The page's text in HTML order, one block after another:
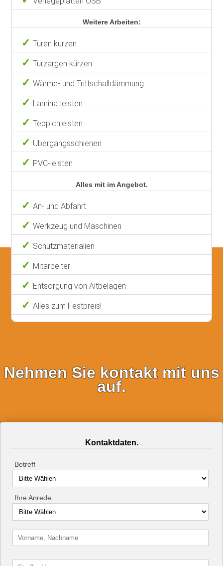
Weitere Arbeiten:
Türen kürzen
Türzargen kürzen
Wärme- und Trittschalldämmung
Laminatleisten
Teppichleisten
Übergangsschienen
PVC-leisten
Alles mit im Angebot.
An- und Abfahrt
Werkzeug und Maschinen
Schutzmaterialien
Mitarbeiter
Entsorgung von Altbelägen
Alles zum Festpreis!
Nehmen Sie kontakt mit uns
auf.
Kontaktdaten.
Betreff
Ihre Anrede